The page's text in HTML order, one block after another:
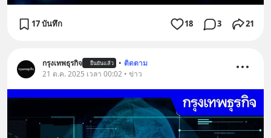
17 บันทึก 18 3 21
กรุงเทพธุรกิจ ยืนยันแล้ว • ติดตาม
21 ต.ค. 2025 เวลา 00:02 • ข่าว